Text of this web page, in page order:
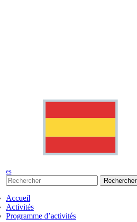
es
Rechercher
Accueil
Activités
Programme d’activités